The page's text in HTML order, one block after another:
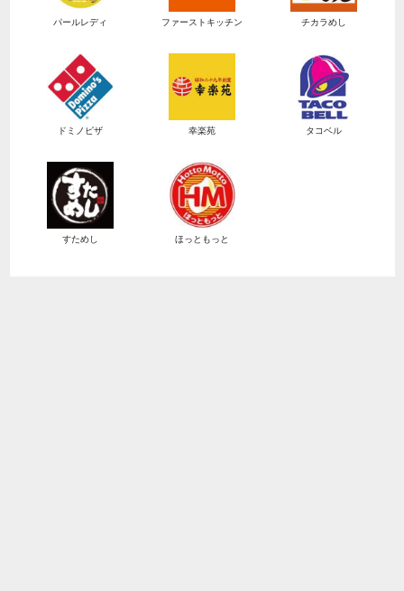
パールレディ ファーストキッチン チカラめし
ドミノピザ 幸楽苑 タコベル
すためし ほっともっと